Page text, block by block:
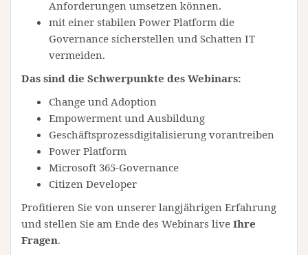
Anforderungen umsetzen können.
mit einer stabilen Power Platform die
Governance sicherstellen und Schatten IT
vermeiden.
Das sind die Schwerpunkte des Webinars:
Change und Adoption
Empowerment und Ausbildung
Geschäftsprozessdigitalisierung vorantreiben
Power Platform
Microsoft 365-Governance
Citizen Developer
Profitieren Sie von unserer langjährigen Erfahrung
und stellen Sie am Ende des Webinars live Ihre
Fragen.